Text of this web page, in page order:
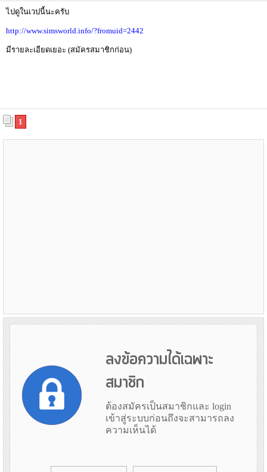
ไปดูในเวปนี้นะครับ
http://www.simsworld.info/?fromuid=2442
มีรายละเอียดเยอะ (สมัครสมาชิกก่อน)
1
ลงข้อความได้เฉพาะ
สมาชิก
ต้องสมัครเป็นสมาชิกและ login
เข้าสู่ระบบก่อนถึงจะสามารถลง
ความเห็นได้